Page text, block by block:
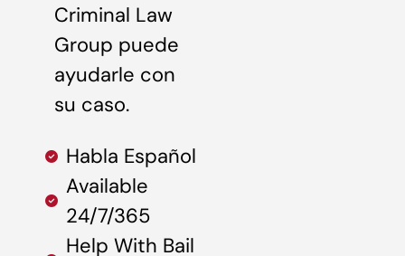
Criminal Law
Group puede
ayudarle con
su caso.
Habla Español
Available
24/7/365
Help With Bail